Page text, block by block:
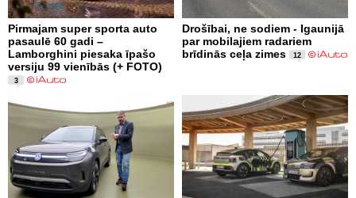
Pirmajam super sporta auto
pasaulē 60 gadi –
Lamborghini piesaka īpašo
versiju 99 vienībās (+ FOTO)
3
Drošībai, ne sodiem - Igaunijā
par mobilajiem radariem
brīdinās ceļa zimes
12